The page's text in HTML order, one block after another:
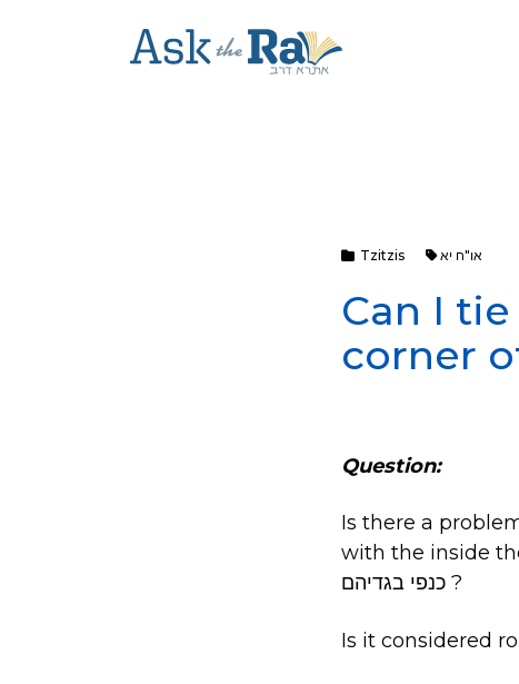
Tzitzis או"ח יא
Can I
corner
Question:
Is there a
with the inside
כנפי בגדיהם ?
Is it considered